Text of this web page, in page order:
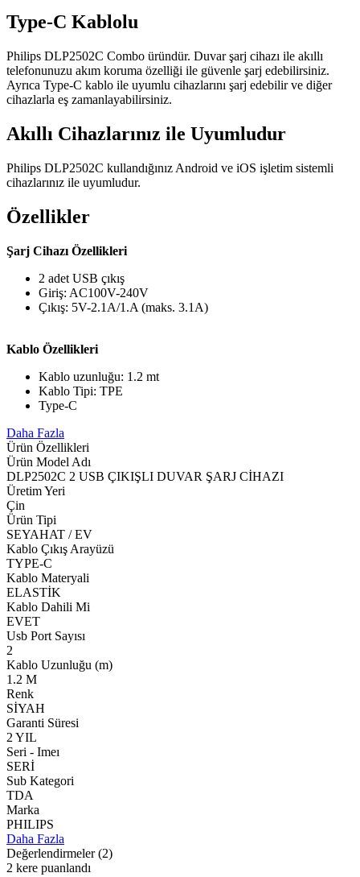
Type-C Kablolu
Philips DLP2502C Combo üründür. Duvar şarj cihazı ile akıllı
telefonunuzu akım koruma özelliği ile güvenle şarj edebilirsiniz.
Ayrıca Type-C kablo ile uyumlu cihazlarını şarj edebilir ve diğer
cihazlarla eş zamanlayabilirsiniz.
Akıllı Cihazlarınız ile Uyumludur
Philips DLP2502C kullandığınız Android ve iOS işletim sistemli
cihazlarınız ile uyumludur.
Özellikler
Şarj Cihazı Özellikleri
2 adet USB çıkış
Giriş: AC100V-240V
Çıkış: 5V-2.1A/1.A (maks. 3.1A)
Kablo Özellikleri
Kablo uzunluğu: 1.2 mt
Kablo Tipi: TPE
Type-C
Daha Fazla
Ürün Özellikleri
Ürün Model Adı
DLP2502C 2 USB ÇIKIŞLI DUVAR ŞARJ CİHAZI
Üretim Yeri
Çin
Ürün Tipi
SEYAHAT / EV
Kablo Çıkış Arayüzü
TYPE-C
Kablo Materyali
ELASTİK
Kablo Dahili Mi
EVET
Usb Port Sayısı
2
Kablo Uzunluğu (m)
1.2 M
Renk
SİYAH
Garanti Süresi
2 YIL
Seri - Imeı
SERİ
Sub Kategori
TDA
Marka
PHILIPS
Daha Fazla
Değerlendirmeler (2)
2 kere puanlandı